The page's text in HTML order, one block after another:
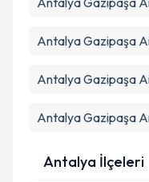
Antalya Gazipaşa
Antalya Gazipaşa
Antalya Gazipaşa
Antalya İlçeleri